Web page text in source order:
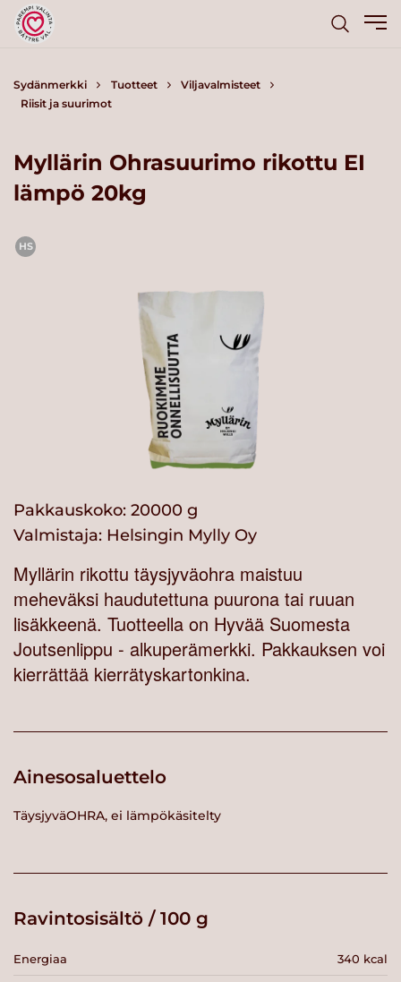
Sydänmerkki Tuotteet
Viljavalmisteet
Riisit ja suurimot
Myllärin Ohrasuurimo rikottu EI
lämpö 20kg
HS
Pakkauskoko: 20000 g
Valmistaja: Helsingin Mylly Oy
Myllärin rikottu täysjyväohra maistuu
meheväksi haudutettuna puurona tai ruuan
lisäkkeenä. Tuotteella on Hyvää Suomesta
Joutsenlippu - alkuperämerkki. Pakkauksen voi
kierrättää kierrätyskartonkina.
Ainesosaluettelo
TäysjyväOHRA, ei lämpökäsitelty
Ravintosisältö / 100 g
Energiaa 340 kcal